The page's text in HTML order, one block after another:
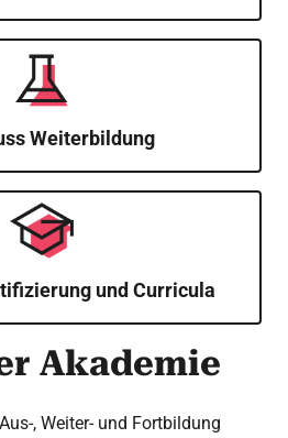
Weiterbildung
und Curricula
Akademie
, Weiter- und Fortbildung